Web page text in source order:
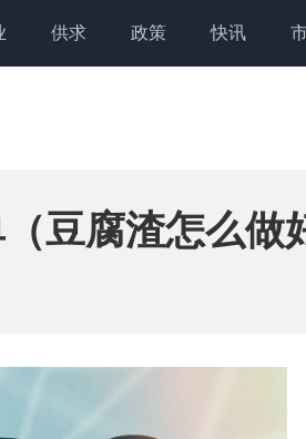
供求 政策 快讯
豆腐渣怎么做